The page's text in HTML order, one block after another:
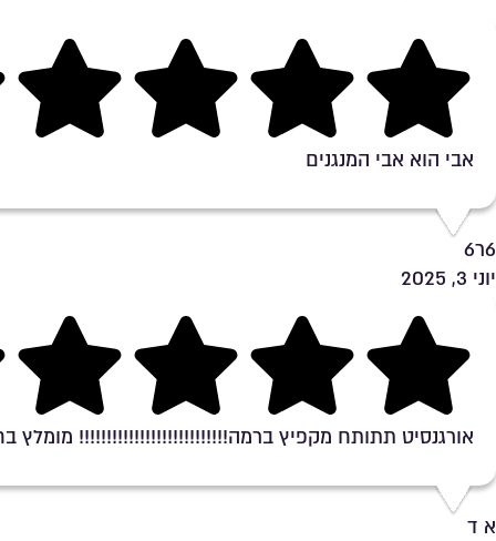
Rating 5 out of 5
אבי הוא אבי המנגנים
6ר6
יוני 3, 2025
Rating 5 out of 5
אורגנסיט תתותח מקפיץ ברמה!!!!!!!!!!!!!!!!!!!!!!!!!!! מומלץ
א ד